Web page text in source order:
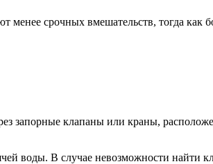
срочных вмешательств, тогда как
запорные клапаны или краны,
воды. В случае невозможности найти